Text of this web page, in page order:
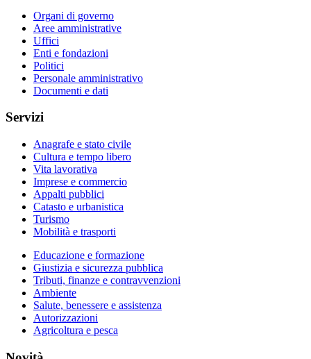
Organi di governo
Aree amministrative
Uffici
Enti e fondazioni
Politici
Personale amministrativo
Documenti e dati
Servizi
Anagrafe e stato civile
Cultura e tempo libero
Vita lavorativa
Imprese e commercio
Appalti pubblici
Catasto e urbanistica
Turismo
Mobilità e trasporti
Educazione e formazione
Giustizia e sicurezza pubblica
Tributi, finanze e contravvenzioni
Ambiente
Salute, benessere e assistenza
Autorizzazioni
Agricoltura e pesca